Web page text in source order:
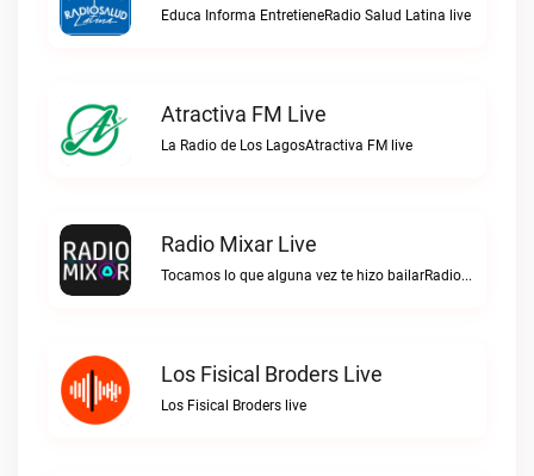
Educa Informa EntretieneRadio Salud Latina live
Atractiva FM Live
La Radio de Los LagosAtractiva FM live
Radio Mixar Live
Tocamos lo que alguna vez te hizo bailarRadio Mixar live
Los Fisical Broders Live
Los Fisical Broders live